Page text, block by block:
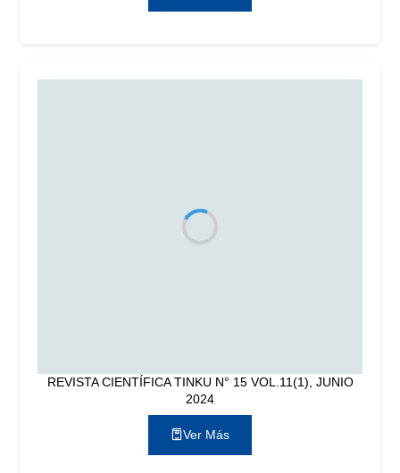
REVISTA CIENTÍFICA TINKU N° 15 VOL.11(1), JUNIO
2024
Ver Más